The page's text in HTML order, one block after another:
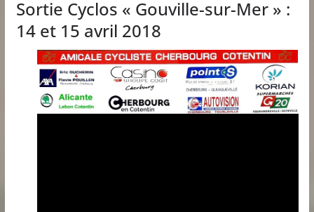
Sortie Cyclos « Gouville-sur-Mer » :
14 et 15 avril 2018